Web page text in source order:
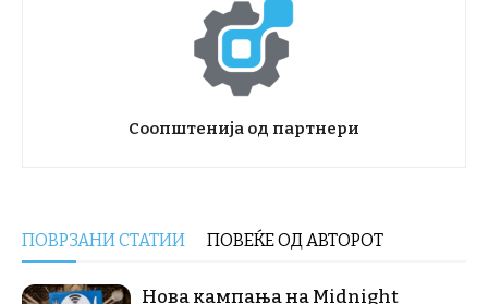
Соопштенија од партнери
ПОВРЗАНИ СТАТИИ ПОВЕЌЕ ОД АВТОРОТ
Нова кампања на Midnight